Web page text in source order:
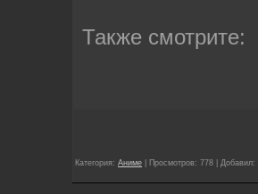
Также смотрите:
Категория: Аниме | Просмотров: 778 | Добавил: